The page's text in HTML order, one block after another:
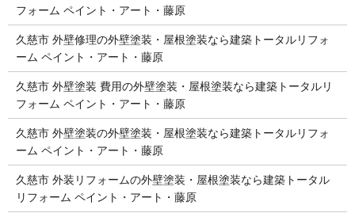
フォーム ペイント・アート・藤原
久慈市 外壁修理の外壁塗装・屋根塗装なら建築トータルリフォ
ーム ペイント・アート・藤原
久慈市 外壁塗装 費用の外壁塗装・屋根塗装なら建築トータルリ
フォーム ペイント・アート・藤原
久慈市 外壁塗装の外壁塗装・屋根塗装なら建築トータルリフォ
ーム ペイント・アート・藤原
久慈市 外装リフォームの外壁塗装・屋根塗装なら建築トータル
リフォーム ペイント・アート・藤原